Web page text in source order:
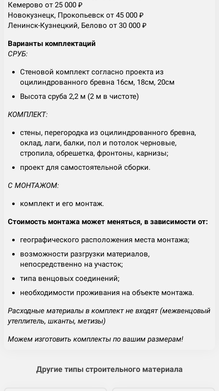
Кемерово от 25 000 ₽
Новокузнецк, Прокопьевск от 45 000 ₽
Ленинск-Кузнецкий, Белово от 30 000 ₽
Варианты комплектаций
СРУБ:
Стеновой комплект согласно проекта из
оцилиндрованного бревна 16см, 18см, 20см
Высота сруба 2,2 м (2 м в чистоте)
КОМПЛЕКТ:
стены, перегородка из оцилиндрованного бревна,
оклад, лаги, балки, пол и потолок черновые,
стропила, обрешетка, фронтоны, карнизы;
проект для самостоятельной сборки.
С МОНТАЖОМ:
комплект и его монтаж.
Стоимость монтажа может меняться, в зависимости от:
географического расположения места монтажа;
возможности разгрузки материалов,
непосредственно на участок;
типа венцовых соединений;
необходимости проживания на объекте монтажа.
Расходные материалы в комплект не входят (межвенцовый
утеплитель, шканты, метизы)
Можем изготовить комплекты по вашим размерам!
Другие типы строительного материала